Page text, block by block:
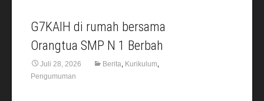
G7KAIH di rumah bersama
Orangtua SMP N 1 Berbah
Juli 28, 2026 Berita, Kurikulum,
Pengumuman